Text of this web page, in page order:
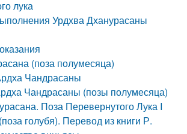
лука
Урдхва Дханурасаны
(поза полумесяца)
Чандрасаны
Чандрасаны (позы полумесяца)
Поза Перевернутого Лука I
голубя). Перевод из книги Р.